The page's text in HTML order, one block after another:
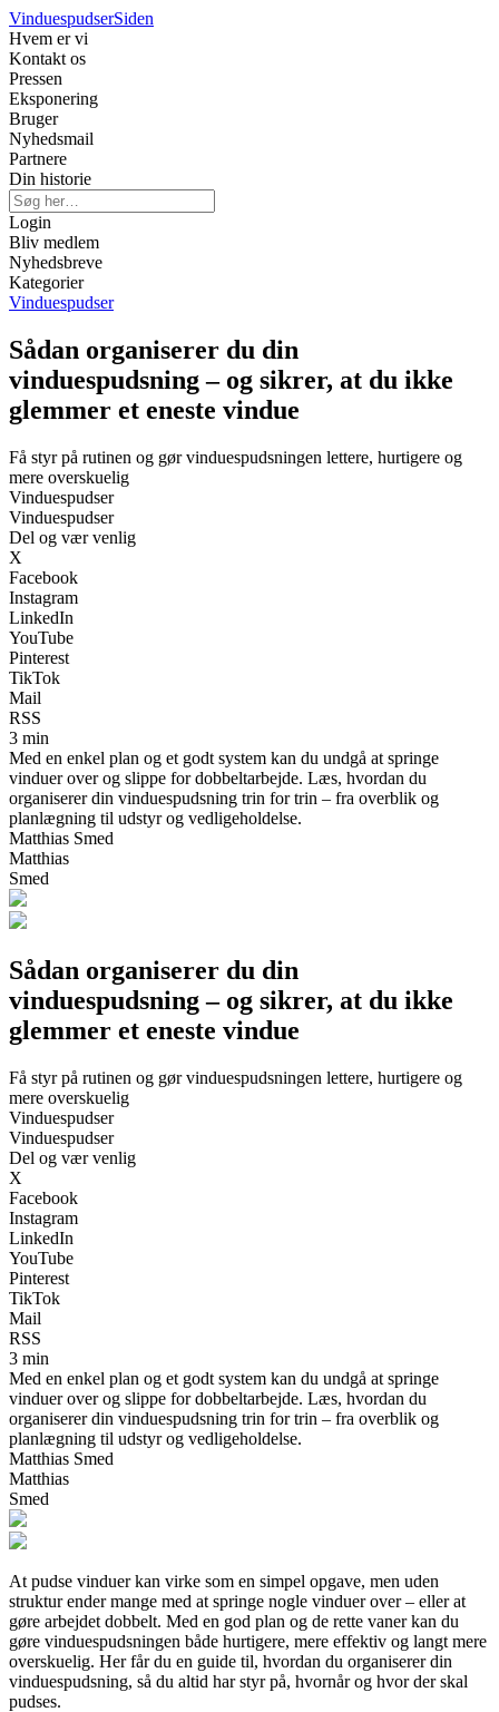
VinduespudserSiden
Hvem er vi
Kontakt os
Pressen
Eksponering
Bruger
Nyhedsmail
Partnere
Din historie
Login
Bliv medlem
Nyhedsbreve
Kategorier
Vinduespudser
Sådan organiserer du din
vinduespudsning – og sikrer, at du ikke
glemmer et eneste vindue
Få styr på rutinen og gør vinduespudsningen lettere, hurtigere og
mere overskuelig
Vinduespudser
Vinduespudser
Del og vær venlig
X
Facebook
Instagram
LinkedIn
YouTube
Pinterest
TikTok
Mail
RSS
3 min
Med en enkel plan og et godt system kan du undgå at springe
vinduer over og slippe for dobbeltarbejde. Læs, hvordan du
organiserer din vinduespudsning trin for trin – fra overblik og
planlægning til udstyr og vedligeholdelse.
Matthias Smed
Matthias
Smed
Sådan organiserer du din
vinduespudsning – og sikrer, at du ikke
glemmer et eneste vindue
Få styr på rutinen og gør vinduespudsningen lettere, hurtigere og
mere overskuelig
Vinduespudser
Vinduespudser
Del og vær venlig
X
Facebook
Instagram
LinkedIn
YouTube
Pinterest
TikTok
Mail
RSS
3 min
Med en enkel plan og et godt system kan du undgå at springe
vinduer over og slippe for dobbeltarbejde. Læs, hvordan du
organiserer din vinduespudsning trin for trin – fra overblik og
planlægning til udstyr og vedligeholdelse.
Matthias Smed
Matthias
Smed
At pudse vinduer kan virke som en simpel opgave, men uden
struktur ender mange med at springe nogle vinduer over – eller at
gøre arbejdet dobbelt. Med en god plan og de rette vaner kan du
gøre vinduespudsningen både hurtigere, mere effektiv og langt mere
overskuelig. Her får du en guide til, hvordan du organiserer din
vinduespudsning, så du altid har styr på, hvornår og hvor der skal
pudses.